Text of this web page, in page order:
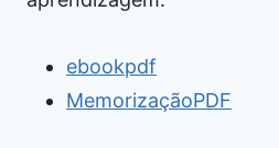
ebookpdf
MemorizaçãoPDF